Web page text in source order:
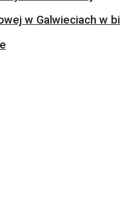
w Galwieciach w